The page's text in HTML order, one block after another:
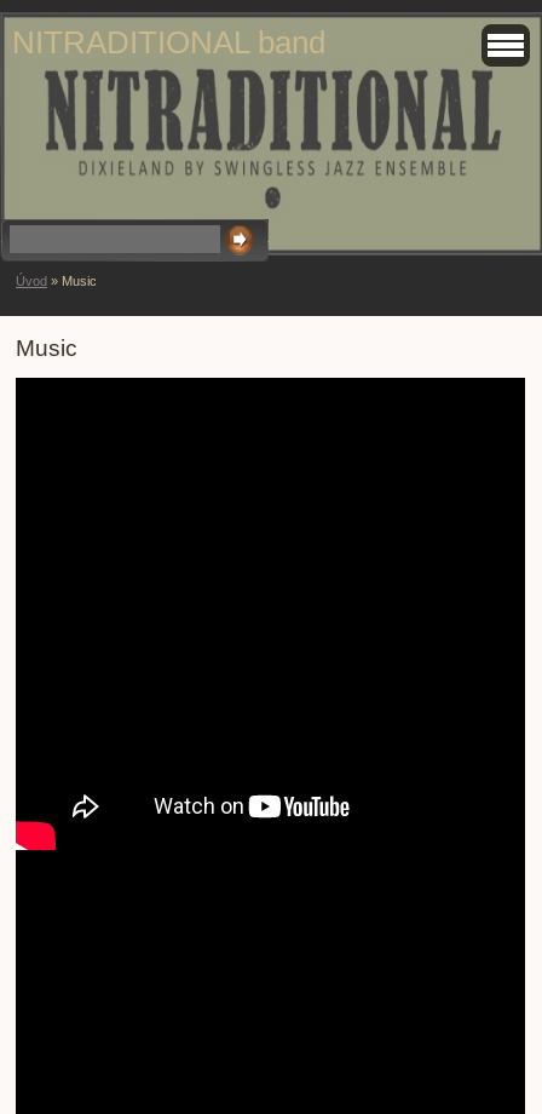
NITRADITIONAL band
Úvod » Music
Music